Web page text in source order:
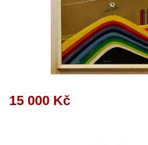
15 000 Kč